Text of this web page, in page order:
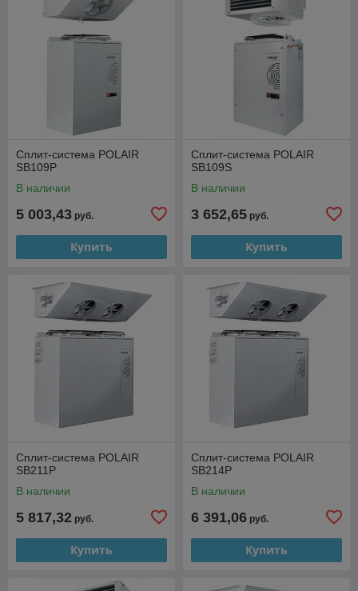
Сплит-система POLAIR
SB109P
В наличии
5 003,43 руб.
Купить
Сплит-система POLAIR
SB109S
В наличии
3 652,65 руб.
Купить
Сплит-система POLAIR
SB211P
В наличии
5 817,32 руб.
Купить
Сплит-система POLAIR
SB214P
В наличии
6 391,06 руб.
Купить